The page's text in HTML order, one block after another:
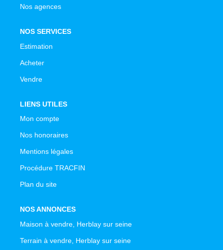
Nos agences
NOS SERVICES
Estimation
Acheter
Vendre
LIENS UTILES
Mon compte
Nos honoraires
Mentions légales
Procédure TRACFIN
Plan du site
NOS ANNONCES
Maison à vendre, Herblay sur seine
Terrain à vendre, Herblay sur seine